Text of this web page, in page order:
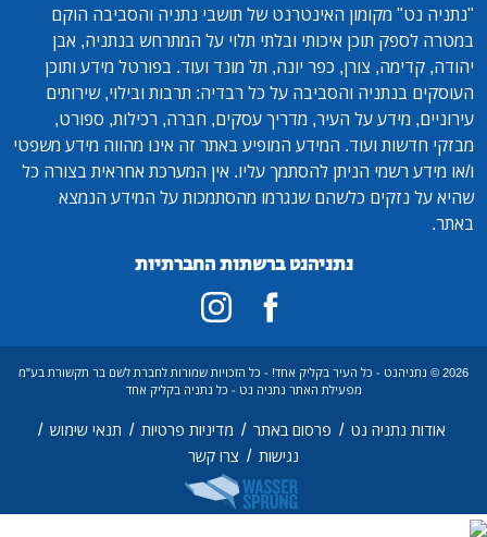
"נתניה נט" מקומון האינטרנט של תושבי נתניה והסביבה הוקם
במטרה לספק תוכן איכותי ובלתי תלוי על המתרחש בנתניה, אבן
יהודה, קדימה, צורן, כפר יונה, תל מונד ועוד. בפורטל מידע ותוכן
העוסקים בנתניה והסביבה על כל רבדיה: תרבות ובילוי, שירותים
עירוניים, מידע על העיר, מדריך עסקים, חברה, רכילות, ספורט,
מבזקי חדשות ועוד. המידע המופיע באתר זה אינו מהווה מידע משפטי
ו/או מידע רשמי הניתן להסתמך עליו. אין המערכת אחראית בצורה כל
שהיא על נזקים כלשהם שנגרמו מהסתמכות על המידע הנמצא
באתר.
נתניהנט ברשתות החברתיות
2026 © נתניהנט - כל העיר בקליק אחד! - כל הזכויות שמורות לחברת לשם בר תקשורת בע"מ
מפעילת האתר נתניה נט - כל נתניה בקליק אחד
אודות נתניה נט / פרסום באתר / מדיניות פרטיות / תנאי שימוש /
נגישות / צרו קשר